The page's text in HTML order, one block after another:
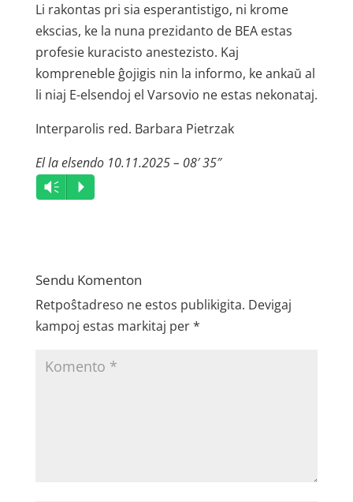
Li rakontas pri sia esperantistigo, ni krome
ekscias, ke la nuna prezidanto de BEA estas
profesie kuracisto anestezisto. Kaj
kompreneble ĝojigis nin la informo, ke ankaŭ al
li niaj E-elsendoj el Varsovio ne estas nekonataj.
Interparolis red. Barbara Pietrzak
El la elsendo 10.11.2025 – 08′ 35″
Audio
Player
Vm P
Sendu Komenton
Retpoŝtadreso ne estos publikigita. Devigaj
kampoj estas markitaj per*